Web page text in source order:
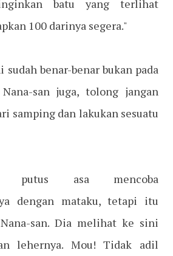
batu yang terlihat
100 darinya segera."
sudah benar-benar bukan pada
san juga, tolong jangan
samping dan lakukan sesuatu
putus asa mencoba
dengan mataku, tetapi itu
san. Dia melihat ke sini
lehernya. Mou! Tidak adil